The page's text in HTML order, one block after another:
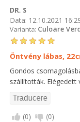
DR. S
Data: 12.10.2021
Varianta: Culoare
Öntvény lábas,
Gondos
szállították.
(0) (0)